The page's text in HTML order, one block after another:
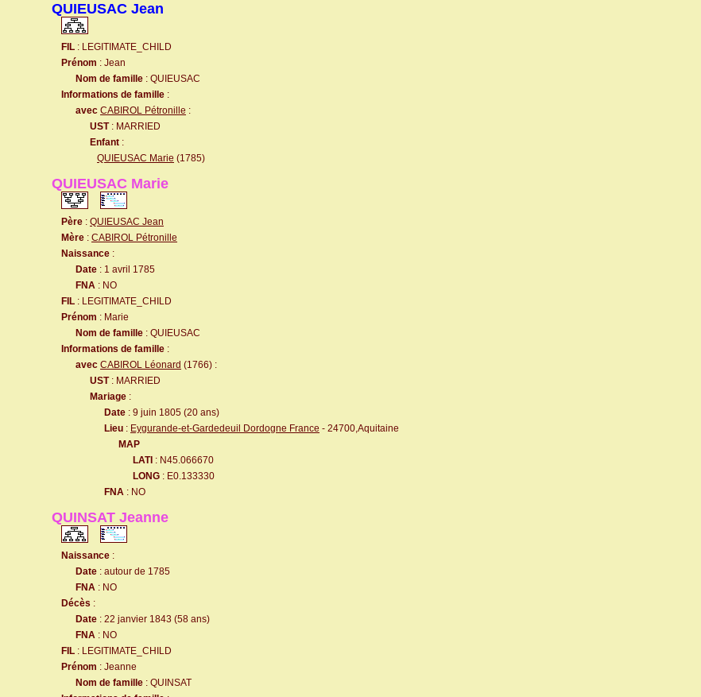
QUIEUSAC Jean
FIL : LEGITIMATE_CHILD
Prénom : Jean
Nom de famille : QUIEUSAC
Informations de famille :
avec CABIROL Pétronille :
UST: MARRIED
Enfant :
QUIEUSAC Marie (1785)
QUIEUSAC Marie
Père : QUIEUSAC Jean
Mère : CABIROL Pétronille
Naissance :
Date : 1 avril 1785
FNA : NO
FIL : LEGITIMATE_CHILD
Prénom : Marie
Nom de famille : QUIEUSAC
Informations de famille :
avec CABIROL Léonard (1766) :
UST: MARRIED
Mariage :
Date : 9 juin 1805 (20 ans)
Lieu : Eygurande-et-Gardedeuil Dordogne France - 24700,Aquitaine
MAP
LATI : N45.066670
LONG : E0.133330
FNA : NO
QUINSAT Jeanne
Naissance :
Date : autour de 1785
FNA : NO
Décès :
Date : 22 janvier 1843 (58 ans)
FNA : NO
FIL : LEGITIMATE_CHILD
Prénom : Jeanne
Nom de famille : QUINSAT